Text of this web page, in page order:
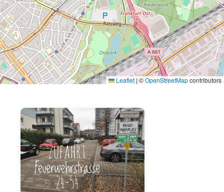
Leaflet |©OpenStreetMapcontributors